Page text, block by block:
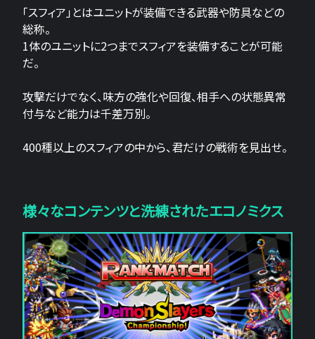
「スフィア」とはユニットが装備できる武器や防具などの
総称。
1体のユニットに2つまでスフィアを装備することが可能
だ。
攻撃だけでなく、味方の強化や回復、相手への状態異常
付与など能力は千差万別。
400種以上のスフィアの中から、君だけの戦術を見出せ。
様々なコンテンツと洗練されたエコノミクス